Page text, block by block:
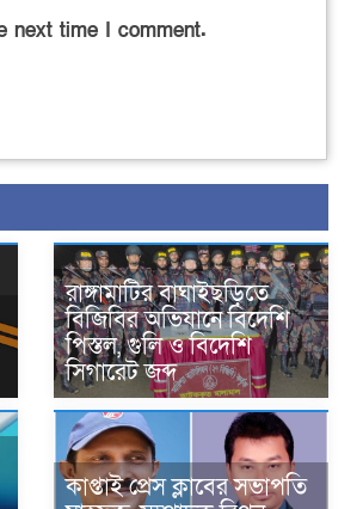
next time I comment.
রাঙ্গামাটির বাঘাইছড়িতে
বিজিবির অভিযানে বিদেশি
পিস্তল, গুলি ও বিদেশি
সিগারেট জব্দ
কাপ্তাই প্রেস ক্লাবের সভাপতি